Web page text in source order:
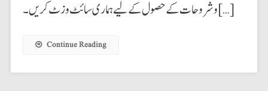
وشروحات کے حصول کے لیے ہماری سائٹ وزٹ کریں۔ […]
Continue Reading